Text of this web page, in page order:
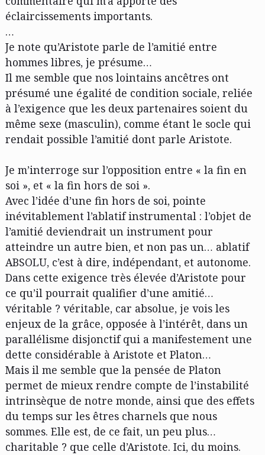
éclaircissements importants.
…
Je note qu’Aristote parle de l’amitié entre
hommes libres, je présume…
Il me semble que nos lointains ancêtres ont
présumé une égalité de condition sociale, reliée
à l’exigence que les deux partenaires soient du
même sexe (masculin), comme étant le socle qui
rendait possible l’amitié dont parle Aristote.
Je m’interroge sur l’opposition entre « la fin en
soi », et « la fin hors de soi ».
Avec l’idée d’une fin hors de soi, pointe
inévitablement l’ablatif instrumental : l’objet de
l’amitié deviendrait un instrument pour
atteindre un autre bien, et non pas un… ablatif
ABSOLU, c’est à dire, indépendant, et autonome.
Dans cette exigence très élevée d’Aristote pour
ce qu’il pourrait qualifier d’une amitié…
véritable ? véritable, car absolue, je vois les
enjeux de la grâce, opposée à l’intérêt, dans un
parallélisme disjonctif qui a manifestement une
dette considérable à Aristote et Platon…
Mais il me semble que la pensée de Platon
permet de mieux rendre compte de l’instabilité
intrinsèque de notre monde, ainsi que des effets
du temps sur les êtres charnels que nous
sommes. Elle est, de ce fait, un peu plus…
charitable ? que celle d’Aristote. Ici, du moins.